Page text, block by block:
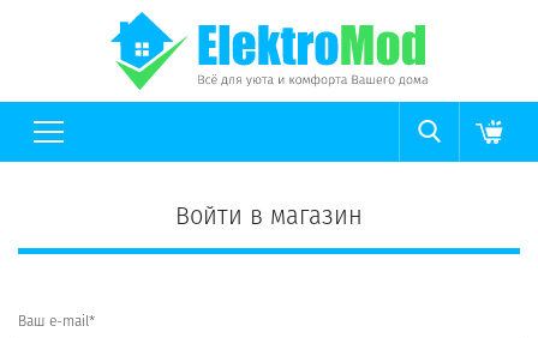
Войти в магазин
Ваш e-mail*